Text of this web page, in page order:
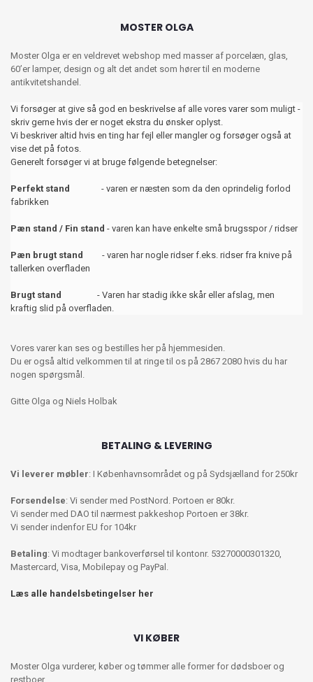
MOSTER OLGA
Moster Olga er en veldrevet webshop med masser af porcelæn, glas,
60’er lamper, design og alt det andet som hører til en moderne
antikvitetshandel.
Vi forsøger at give så god en beskrivelse af alle vores varer som muligt -
skriv gerne hvis der er noget ekstra du ønsker oplyst.
Vi beskriver altid hvis en ting har fejl eller mangler og forsøger også at
vise det på fotos.
Generelt forsøger vi at bruge følgende betegnelser:
Perfekt stand - varen er næsten som da den oprindelig forlod
fabrikken
Pæn stand / Fin stand - varen kan have enkelte små brugsspor / ridser
Pæn brugt stand
- varen har nogle ridser f.eks. ridser fra knive på
tallerken overfladen
Brugt stand
- Varen har stadig ikke skår eller afslag, men
kraftig slid på overfladen.
Vores varer kan ses og bestilles her på hjemmesiden.
Du er også altid velkommen til at ringe til os på 2867 2080 hvis du har
nogen spørgsmål.
Gitte Olga og Niels Holbak
BETALING & LEVERING
Vi leverer møbler: I Københavnsområdet og på Sydsjælland for 250kr
Forsendelse: Vi sender med PostNord. Portoen er 80kr.
Vi sender med DAO til nærmest pakkeshop Portoen er 38kr.
Vi sender indenfor EU for 104kr
Betaling: Vi modtager bankoverførsel til kontonr. 53270000301320,
Mastercard, Visa, Mobilepay og PayPal.
Læs alle handelsbetingelser her
VI KØBER
Moster Olga vurderer, køber og tømmer alle former for dødsboer og
restboer.